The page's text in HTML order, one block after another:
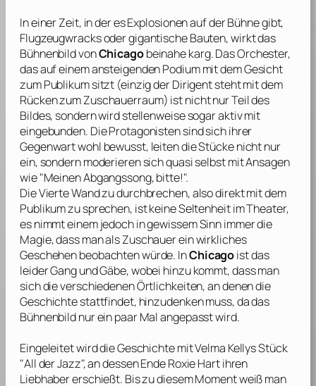
In einer Zeit, in der es Explosionen auf der Bühne gibt,
Flugzeugwracks oder gigantische Bauten, wirkt das
Bühnenbild vonChicagobeinahe karg. Das Orchester,
das auf einem ansteigenden Podium mit dem Gesicht
zum Publikum sitzt (einzig der Dirigent steht mit dem
Rücken zum Zuschauerraum) ist nicht nur Teil des
Bildes, sondern wird stellenweise sogar aktiv mit
eingebunden. Die Protagonisten sind sich ihrer
Gegenwart wohl bewusst, leiten die Stücke nicht nur
ein, sondern moderieren sich quasi selbst mit Ansagen
wie "Meinen Abgangssong, bitte!".
Die Vierte Wand zu durchbrechen, also direkt mit dem
Publikum zu sprechen, ist keine Seltenheit im Theater,
es nimmt einem jedoch in gewissem Sinn immer die
Magie, dass man als Zuschauer ein wirkliches
Geschehen beobachten würde. InChicagoist das
leider Gang und Gäbe, wobei hinzu kommt, dass man
sich die verschiedenen Örtlichkeiten, an denen die
Geschichte stattfindet, hinzudenken muss, da das
Bühnenbild nur ein paar Mal angepasst wird.
Eingeleitet wird die Geschichte mit Velma Kellys Stück
"All der Jazz", an dessen Ende Roxie Hart ihren
Liebhaber erschießt. Bis zu diesem Moment weiß man